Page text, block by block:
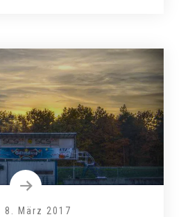
8. März 2017